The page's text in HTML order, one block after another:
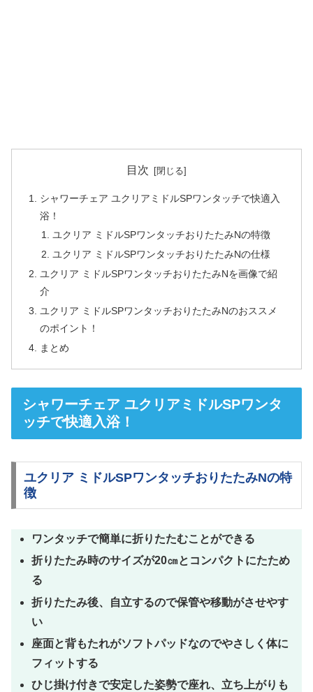
目次
シャワーチェア ユクリアミドルSPワンタッチで快適入
浴！
ユクリア ミドルSPワンタッチおりたたみNの特徴
ユクリア ミドルSPワンタッチおりたたみNの仕様
ユクリア ミドルSPワンタッチおりたたみNを画像で紹
介
ユクリア ミドルSPワンタッチおりたたみNのおススメ
のポイント！
まとめ
シャワーチェア ユクリアミドルSPワンタ
ッチで快適入浴！
ユクリア ミドルSPワンタッチおりたたみNの特
徴
ワンタッチで簡単に折りたたむことができる
折りたたみ時のサイズが20㎝とコンパクトにたため
る
折りたたみ後、自立するので保管や移動がさせやす
い
座面と背もたれがソフトパッドなのでやさしく体に
フィットする
ひじ掛け付きで安定した姿勢で座れ、立ち上がりも